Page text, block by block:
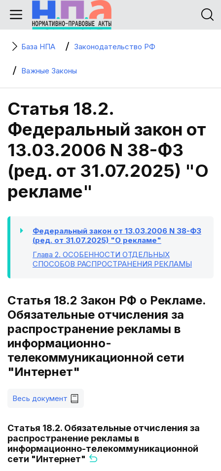
База НПА Законодательство РФ
Важные Законы
Статья 18.2.
Федеральный закон от
13.03.2006 N 38-ФЗ
(ред. от 31.07.2025) "О
рекламе"
Федеральный закон от 13.03.2006 N 38-ФЗ
(ред. от 31.07.2025) "О рекламе"
Глава 2. ОСОБЕННОСТИ ОТДЕЛЬНЫХ
СПОСОБОВ РАСПРОСТРАНЕНИЯ РЕКЛАМЫ
Статья 18.2 Закон РФ о Рекламе.
Обязательные отчисления за
распространение рекламы в
информационно-
телекоммуникационной сети
"Интернет"
Весь документ
Статья 18.2. Обязательные отчисления за
распространение рекламы в
информационно-телекоммуникационной
сети "Интернет"